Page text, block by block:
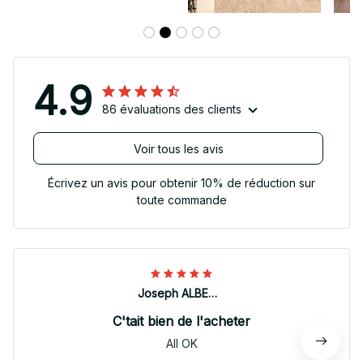
4.9 86 évaluations des clients
Voir tous les avis
Écrivez un avis pour obtenir 10% de réduction sur
toute commande
Joseph ALBERTINI
C'tait bien de l'acheter
All OK